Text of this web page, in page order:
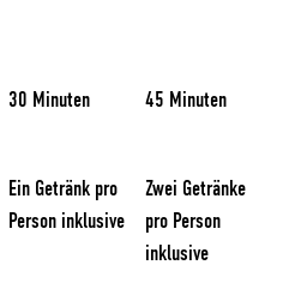
30 Minuten 45 Minuten
Ein Getränk pro
Person inklusive
Zwei Getränke
pro Person
inklusive